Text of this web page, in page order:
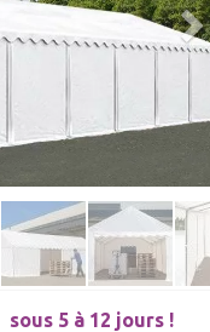
sous 5 à 12 jours !